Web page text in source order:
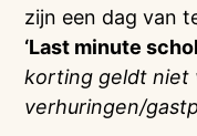
zijn een dag van
‘Last minute
korting geldt niet
verhuringen/